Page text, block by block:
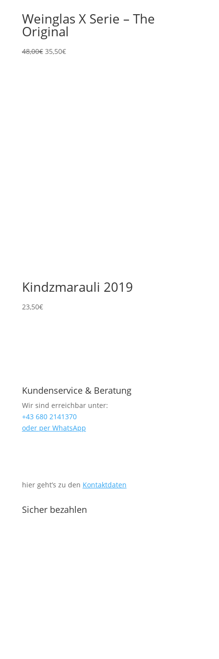
Weinglas X Serie – The
Original
48,00€ Ursprünglicher
35,50€Aktueller
Kindzmarauli 2019
23,50€
Kundenservice & Beratung
Wir sind erreichbar unter:
+43 680 2141370
oder per WhatsApp
hier geht’s zu den Kontaktdaten
Sicher bezahlen